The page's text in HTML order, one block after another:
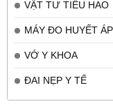
VẬT TƯ TIÊU HAO
MÁY ĐO HUYẾT ÁP
VỚ Y KHOA
ĐAI NẸP Y TẾ